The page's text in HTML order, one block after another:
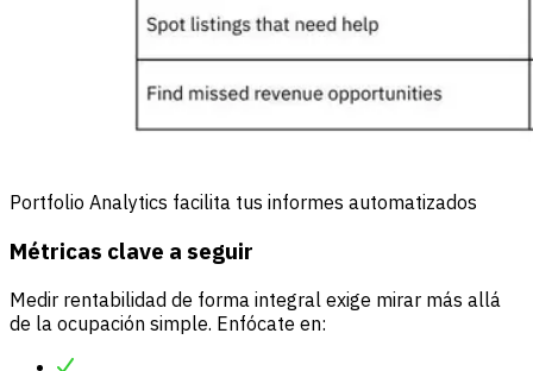
Portfolio Analytics facilita tus informes automatizados
Métricas clave a seguir
Medir rentabilidad de forma integral exige mirar más allá
de la ocupación simple. Enfócate en: